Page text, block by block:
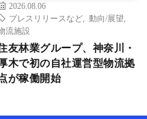
2026.08.06
プレスリリースなど
動向/展望
流施設
友林業グループ、神奈川・
木で初の自社運営型物流拠
が稼働開始